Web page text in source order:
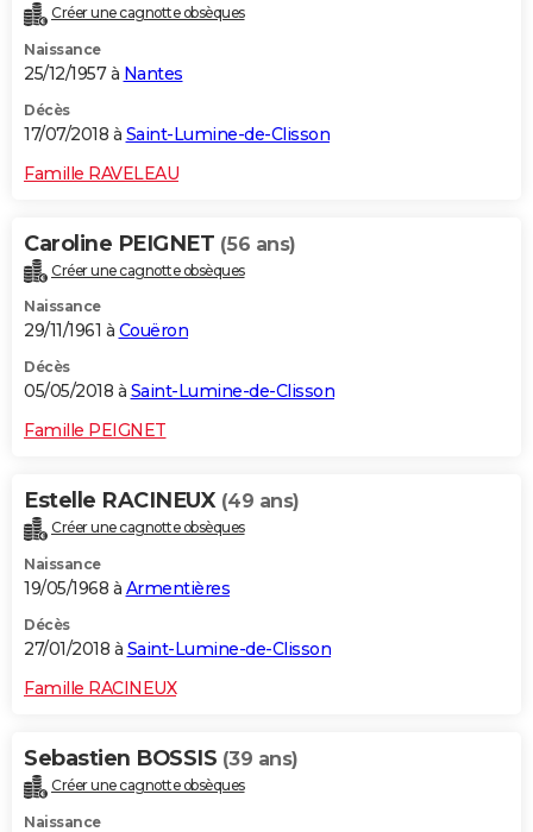
Créer une cagnotte obsèques
Naissance
25/12/1957 à Nantes
Décès
17/07/2018 à Saint-Lumine-de-Clisson
Famille RAVELEAU
Caroline PEIGNET (56 ans)
Créer une cagnotte obsèques
Naissance
29/11/1961 à Couëron
Décès
05/05/2018 à Saint-Lumine-de-Clisson
Famille PEIGNET
Estelle RACINEUX (49 ans)
Créer une cagnotte obsèques
Naissance
19/05/1968 à Armentières
Décès
27/01/2018 à Saint-Lumine-de-Clisson
Famille RACINEUX
Sebastien BOSSIS (39 ans)
Créer une cagnotte obsèques
Naissance